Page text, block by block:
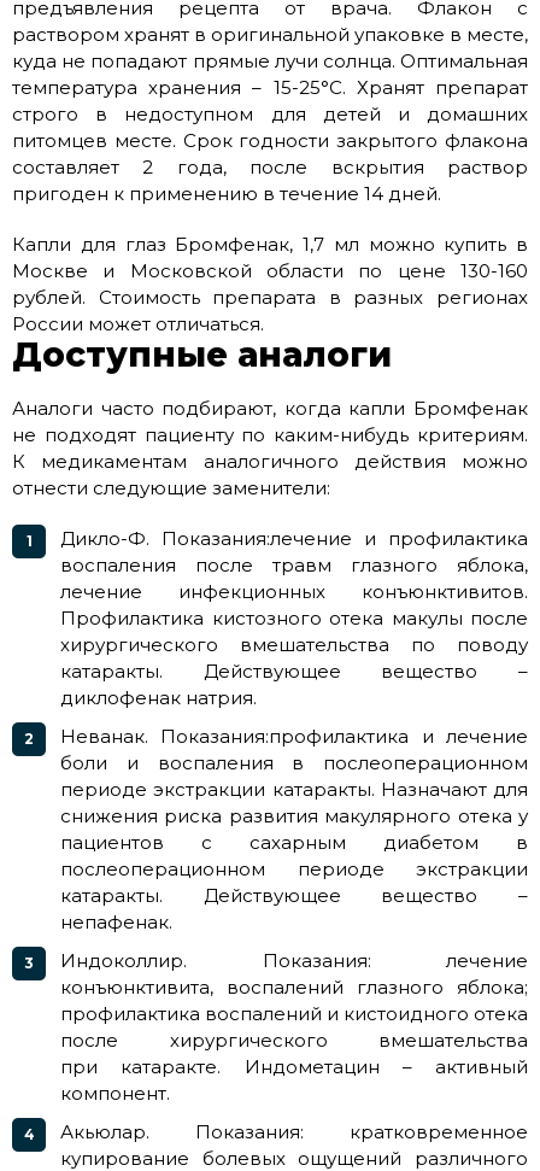
предъявления рецепта от врача. Флакон с
раствором хранят в оригинальной упаковке в месте,
куда не попадают прямые лучи солнца. Оптимальная
температура хранения – 15-25°С. Хранят препарат
строго в недоступном для детей и домашних
питомцев месте. Срок годности закрытого флакона
составляет 2 года, после вскрытия раствор
пригоден к применению в течение 14 дней.
Капли для глаз Бромфенак, 1,7 мл можно купить в
Москве и Московской области по цене 130-160
рублей. Стоимость препарата в разных регионах
России может отличаться.
Доступные аналоги
Аналоги часто подбирают, когда капли Бромфенак
не подходят пациенту по каким-нибудь критериям.
К медикаментам аналогичного действия можно
отнести следующие заменители:
Дикло-Ф. Показания:лечение и профилактика
воспаления после травм глазного яблока,
лечение инфекционных конъюнктивитов.
Профилактика кистозного отека макулы после
хирургического вмешательства по поводу
катаракты. Действующее вещество –
диклофенак натрия.
Неванак. Показания:профилактика и лечение
боли и воспаления в послеоперационном
периоде экстракции катаракты. Назначают для
снижения риска развития макулярного отека у
пациентов с сахарным диабетом в
послеоперационном периоде экстракции
катаракты. Действующее вещество –
непафенак.
Индоколлир. Показания: лечение
конъюнктивита, воспалений глазного яблока;
профилактика воспалений и кистоидного отека
после хирургического вмешательства
при катаракте. Индометацин – активный
компонент.
Акьюлар. Показания: кратковременное
купирование болевых ощущений различного